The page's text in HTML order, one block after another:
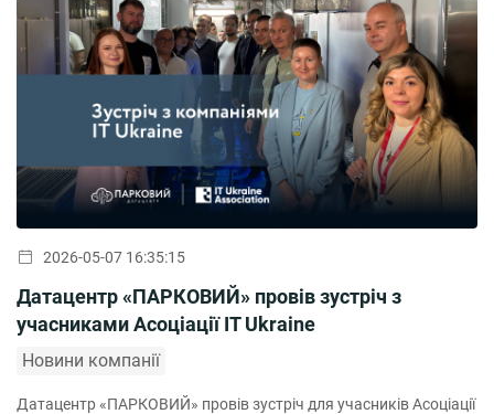
2026-05-07 16:35:15
Датацентр «ПАРКОВИЙ» провів зустріч з
учасниками Асоціації IT Ukraine
Новини компанії
Датацентр «ПАРКОВИЙ» провів зустріч для учасників Асоціації